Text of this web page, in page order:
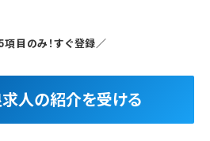
項目のみ！すぐ登録／
求人の紹介を受ける